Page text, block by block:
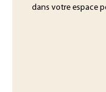
dans votre espace